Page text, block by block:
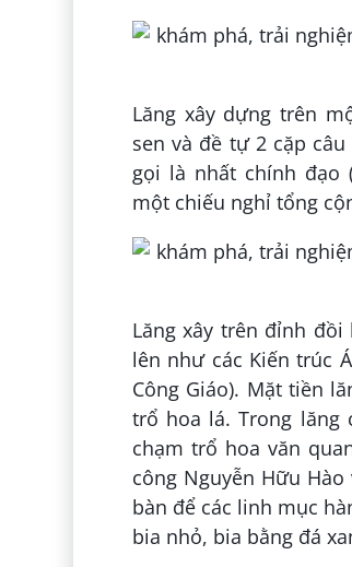
Lăng xây dựng trên
sen và đề tự 2 cặp
gọi là nhất chính đạo
một chiếu nghỉ tổng
Lăng xây trên đỉnh
lên như các Kiến trúc
Công Giáo). Mặt tiền
trổ hoa lá. Trong lăng
chạm trổ hoa văn
công Nguyễn Hữu
bàn để các linh mục
bia nhỏ, bia bằng đá